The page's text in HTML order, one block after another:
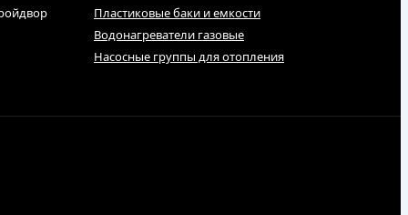
Пластиковые баки и емкости
Водонагреватели газовые
Насосные группы для отопления